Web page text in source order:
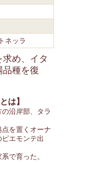
ネッラ
め、イタ
品種を復
は】
沿岸部、タラ
を置くオーナ
エモンテ出
で育った。